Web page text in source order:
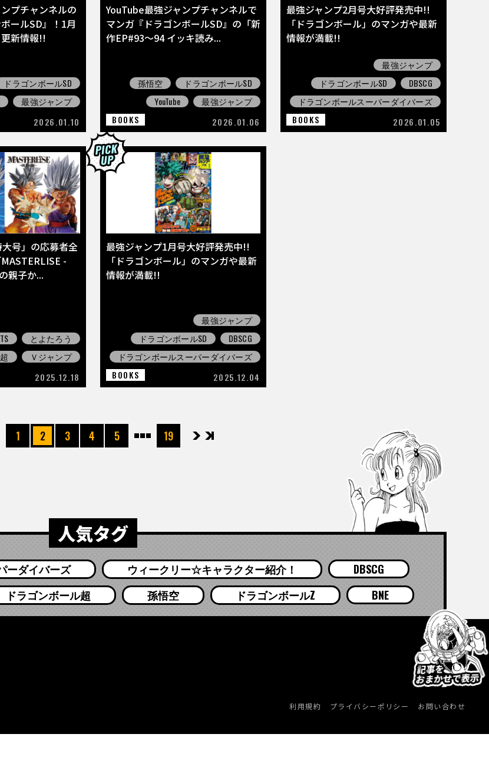
プチャンネルの
ールSD』！1月
新情報!!
ドラゴンボールSD
最強ジャンプ
2026.01.10
YouTube最強ジャンプチャンネルで
マンガ『ドラゴンボールSD』の「新
作EP#93～94 イッキ読み...
孫悟空
ドラゴンボールSD
YouTube
最強ジャンプ
BOOKS
2026.01.06
最強ジャンプ2月号大好評発売中!!
「ドラゴンボール」のマンガや最新
情報が満載!!
最強ジャンプ
ドラゴンボールSD
DBSCG
ドラゴンボールスーパーダイバーズ
BOOKS
2026.01.05
大号」の応募者全
-
親子か...
とよたろう
Ｖジャンプ
2025.12.18
最強ジャンプ1月号大好評発売中!!
「ドラゴンボール」のマンガや最新
情報が満載!!
最強ジャンプ
ドラゴンボールSD
DBSCG
ドラゴンボールスーパーダイバーズ
BOOKS
2025.12.04
1 2 3 4 5 19次へ 最後
人気タグ
ーダイバーズ ウィークリー☆キャラクター紹介！
DBSCG
ドラゴンボール超 孫悟空 ドラゴンボールZ BNE
利用規約 プライバシーポリシー お問い合わせ